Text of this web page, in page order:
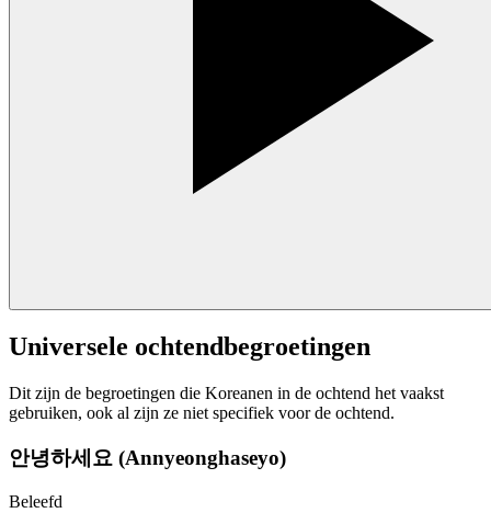
Universele ochtendbegroetingen
Dit zijn de begroetingen die Koreanen in de ochtend het vaakst
gebruiken, ook al zijn ze niet specifiek voor de ochtend.
안녕하세요 (Annyeonghaseyo)
Beleefd